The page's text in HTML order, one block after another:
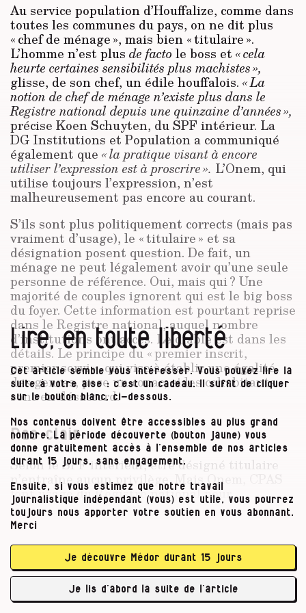
Au service population d’Houffalize, comme dans
toutes les communes du pays, on ne dit plus
« chef de ménage », mais bien « titulaire ».
L’homme n’est plus de facto le boss et « cela
heurte certaines sensibilités plus machistes »,
glisse, de son chef, un édile houffalois. « La
notion de chef de ménage n’existe plus dans le
Registre national depuis une quinzaine d’années »,
précise Koen Schuyten, du SPF intérieur. La
DG Institutions et Population a communiqué
également que « la pratique visant à encore
utiliser l’expression est à proscrire ». L’Onem, qui
utilise toujours l’expression, n’est
malheureusement pas encore au courant.
S’ils sont plus politiquement corrects (mais pas
vraiment d’usage), le « titulaire » et sa
désignation posent question. De fait, un
ménage ne peut légalement avoir qu’une seule
personne de référence. Oui, mais qui ? Une
majorité de couples ignorent qui est le big boss
du foyer. Cette information est pourtant reprise
dans le Registre national, auquel nombre
d’institutions ont accès. Le diable est dans les
détails. Le principe du « premier inscrit,
premier servi », qui vise à établir une égalité
des genres, pose un couac, si les cohabitants
sont en désaccord.
Pas clair
Selon le SPF intérieur, être désigné titulaire
n’entraîne aucun privilège. Mais Onem, CPAS
font usage du Registre national pour
catégoriser les demandeurs d’aides sociales.
Avec une incidence directe sur le montant des
isolé qui touche moins qu’un chef de famille !
Pour Yves Martens, du Collectif solidarité
contre l’exclusion, c’est ce statut de cohabitant
en lui-même qui est …
Lire, en toute liberté
Cet article semble vous intéresser. Vous pouvez lire la
suite à votre aise : c’est un cadeau. Il suffit de cliquer
sur le bouton blanc, ci-dessous.
Nos contenus doivent être accessibles au plus grand
nombre. La période découverte (bouton jaune) vous
donne gratuitement accès à l’ensemble de nos articles
durant 15 jours, sans engagement.
Ensuite, si vous estimez que notre travail
journalistique indépendant (vous) est utile, vous pourrez
toujours nous apporter votre soutien en vous abonnant.
Merci
Je découvre Médor durant 15 jours
Je lis d’abord la suite de l’article